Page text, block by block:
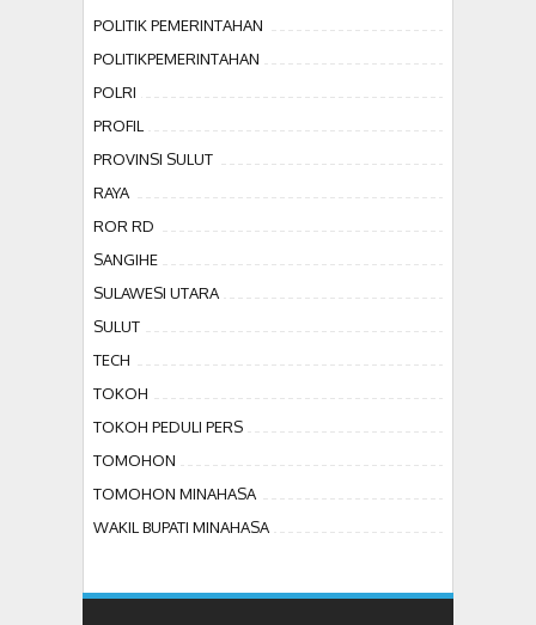
POLITIK PEMERINTAHAN
POLITIKPEMERINTAHAN
POLRI
PROFIL
PROVINSI SULUT
RAYA
ROR RD
SANGIHE
SULAWESI UTARA
SULUT
TECH
TOKOH
TOKOH PEDULI PERS
TOMOHON
TOMOHON MINAHASA
WAKIL BUPATI MINAHASA